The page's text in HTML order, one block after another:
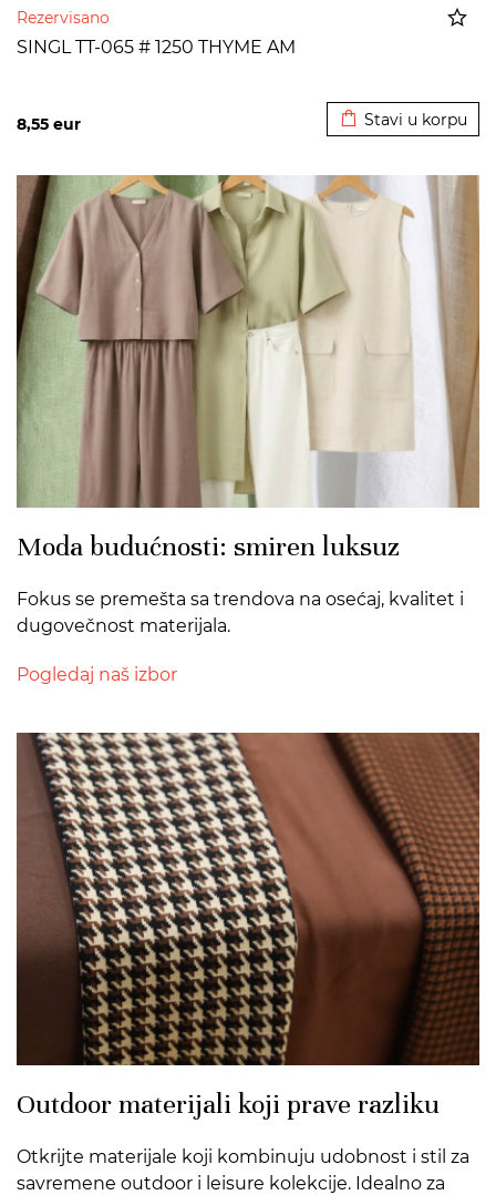
Rezervisano
SINGL TT-065 # 1250 THYME AM
8,55 eur Stavi u korpu
Moda budućnosti: smiren luksuz
Fokus se premešta sa trendova na osećaj, kvalitet i
dugovečnost materijala.
Pogledaj naš izbor
Outdoor materijali koji prave razliku
Otkrijte materijale koji kombinuju udobnost i stil za
savremene outdoor i leisure kolekcije. Idealno za